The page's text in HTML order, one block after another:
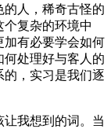
人，稀奇古怪的
复杂的环境中
加有必要学会如何
处理好与客人的
的，实习是我们逐
我想到的词。当